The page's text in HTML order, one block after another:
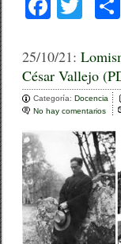
F
c
e
b
o
k
tt
er
25/10/21:
César Vallejo
Categoría: Docencia
No hay comentarios
L
o
m
i
s
m
o
/
I